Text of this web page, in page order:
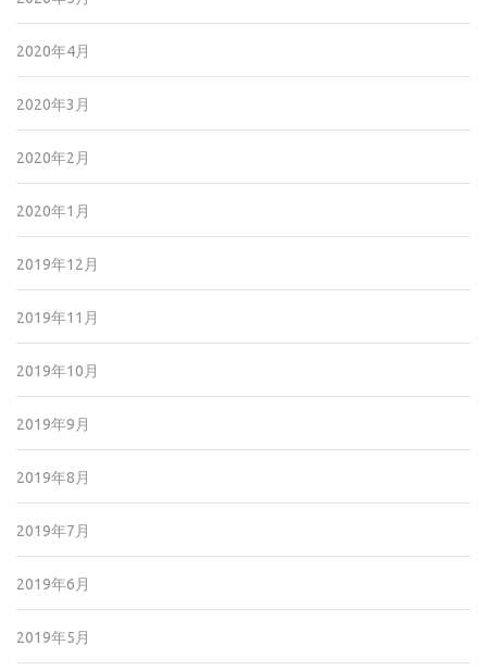
2020年4月
2020年3月
2020年2月
2020年1月
2019年12月
2019年11月
2019年10月
2019年9月
2019年8月
2019年7月
2019年6月
2019年5月